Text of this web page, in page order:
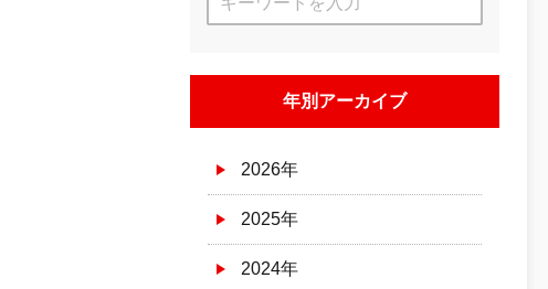
年別アーカイブ
2026年
2025年
2024年